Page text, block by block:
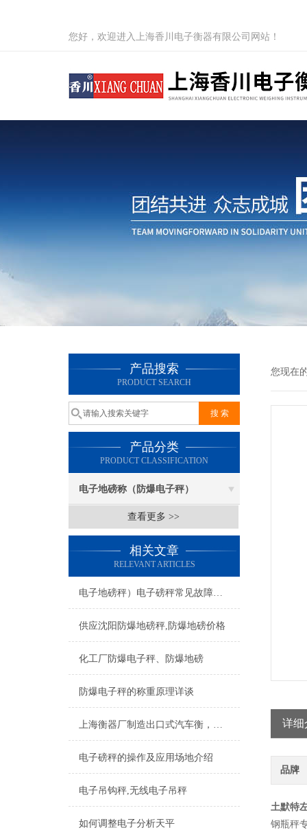
您好，欢迎进入上海香川电子衡器有限公司网站！
产品搜索
PRODUCT SEARCH
产品分类
PRODUCT CLASSIFICATION
电子地磅称（防爆电子秤）
查看更多 >>
相关文章
RELEVANT ARTICLES
电子地磅秤）电子磅秤常见故障及维修方法
供应沈阳防爆地磅秤,防爆地磅价格
化工厂防爆电子秤、防爆地磅
防爆电子秤的称重原理详谈
上海衡器厂制造出口式汽车衡，浙江出口式地磅，江苏出口式电子地磅厂家
电子磅秤的操作及应用场地介绍
电子吊钩秤,无线电子吊秤
如何调整电子分析天平
您现在
详细
品牌
土默特
钢瓶秤